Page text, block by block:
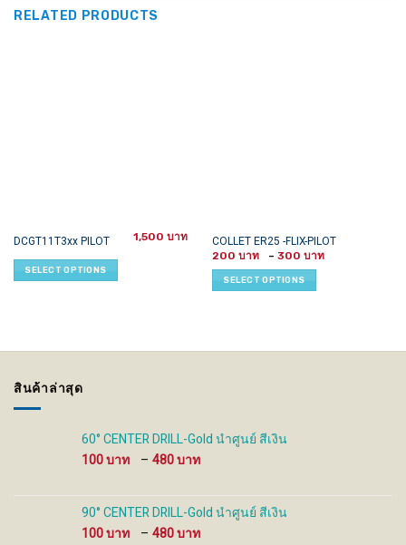
RELATED PRODUCTS
DCGT11T3xx PILOT 1,500
SELECT OPTIONS
This
product
has
chosen
on
COLLET ER25 -FLIX-PILOT
200 – 300
SELECT OPTIONS
This
product
has
multiple
product
สินค้าล่าสุด
60° CENTER DRILL-Gold นำศูนย์ สีเงิน
100
– 480
100 ฿
through
480 ฿
90° CENTER DRILL-Gold นำศูนย์ สีเงิน
100
– 480